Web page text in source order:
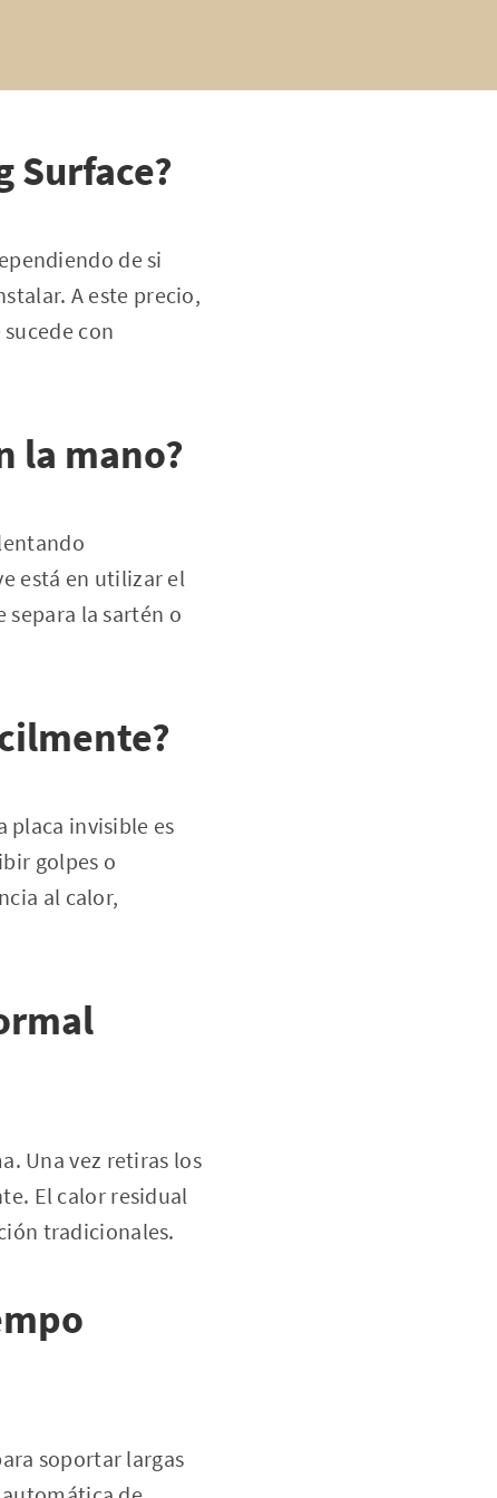
Surface?
de si
A este precio,
con
la mano?
está en utilizar el
la sartén o
placa invisible es
golpes o
al calor,
Una vez retiras los
El calor residual
tradicionales.
soportar largas